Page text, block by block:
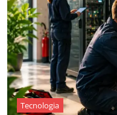
Tecnologia